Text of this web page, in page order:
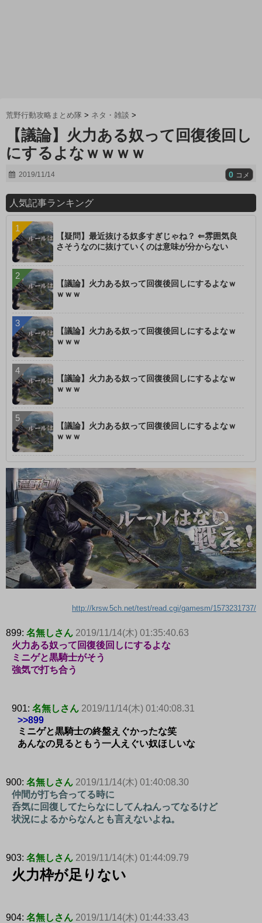
荒野行動攻略まとめ隊 > ネタ・雑談 >
【議論】火力ある奴って回復後回し
にするよなｗｗｗｗ
2019/11/14 0 コメ
人気記事ランキング
【疑問】最近抜ける奴多すぎじゃね？ ⇐雰囲気良
さそうなのに抜けていくのは意味が分からない
【議論】火力ある奴って回復後回しにするよなｗ
ｗｗｗ
【議論】火力ある奴って回復後回しにするよなｗ
ｗｗｗ
【議論】火力ある奴って回復後回しにするよなｗ
ｗｗｗ
【議論】火力ある奴って回復後回しにするよなｗ
ｗｗｗ
http://krsw.5ch.net/test/read.cgi/gamesm/1573231737/
899: 名無しさん 2019/11/14(木) 01:35:40.63
火力ある奴って回復後回しにするよな
ミニゲと黒騎士がそう
強気で打ち合う
901: 名無しさん 2019/11/14(木) 01:40:08.31
>>899
ミニゲと黒騎士の終盤えぐかったな笑
あんなの見るともう一人えぐい奴ほしいな
900: 名無しさん 2019/11/14(木) 01:40:08.30
仲間が打ち合ってる時に
呑気に回復してたらなにしてんねんってなるけど
状況によるからなんとも言えないよね。
903: 名無しさん 2019/11/14(木) 01:44:09.79
火力枠が足りない
904: 名無しさん 2019/11/14(木) 01:44:33.43